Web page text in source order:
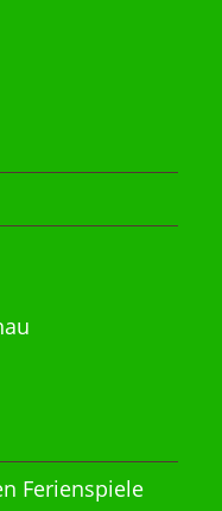
Ferienspiele